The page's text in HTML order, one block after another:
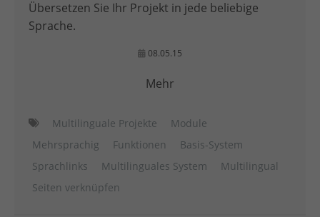
Übersetzen Sie Ihr Projekt in jede beliebige
Sprache.
08.05.15
Mehr
Multilinguale Projekte
Module
Mehrsprachig
Funktionen
Basis-System
Sprachlinks
Multilinguales System
Multilingual
Seiten verknüpfen